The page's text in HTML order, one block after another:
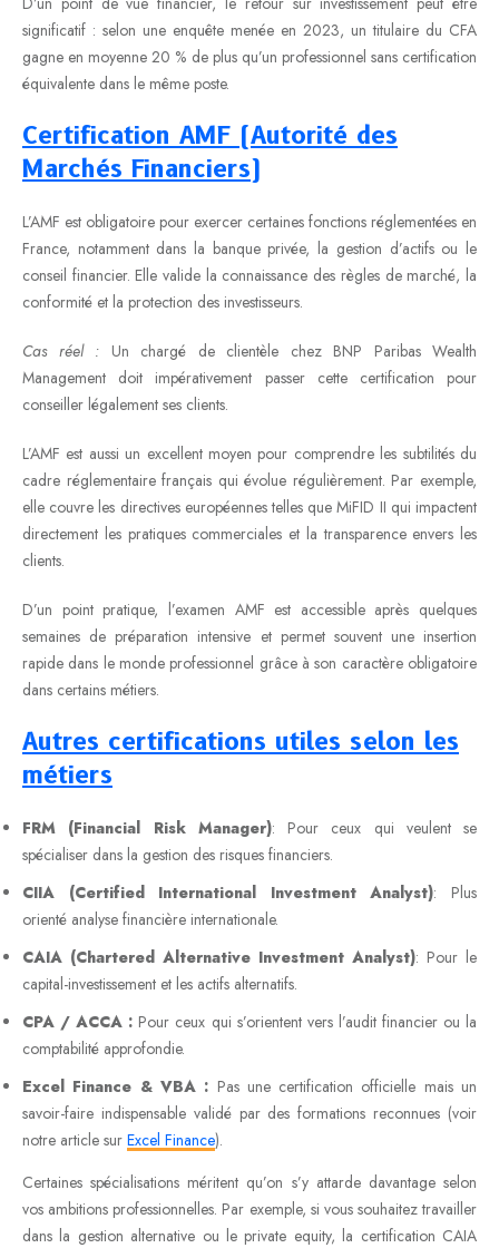
significatif : selon une enquête menée en 2023, un titulaire du CFA
gagne en moyenne 20 % de plus qu’un professionnel sans certification
équivalente dans le même poste.
Certification AMF (Autorité des
Marchés Financiers)
L’AMF est obligatoire pour exercer certaines fonctions réglementées en
France, notamment dans la banque privée, la gestion d’actifs ou le
conseil financier. Elle valide la connaissance des règles de marché, la
conformité et la protection des investisseurs.
Cas réel : Un chargé de clientèle chez BNP Paribas Wealth
Management doit impérativement passer cette certification pour
conseiller légalement ses clients.
L’AMF est aussi un excellent moyen pour comprendre les subtilités du
cadre réglementaire français qui évolue régulièrement. Par exemple,
elle couvre les directives européennes telles que MiFID II qui impactent
directement les pratiques commerciales et la transparence envers les
clients.
D’un point pratique, l’examen AMF est accessible après quelques
semaines de préparation intensive et permet souvent une insertion
rapide dans le monde professionnel grâce à son caractère obligatoire
dans certains métiers.
Autres certifications utiles selon les
métiers
FRM (Financial Risk Manager): Pour ceux qui veulent se
spécialiser dans la gestion des risques financiers.
CIIA (Certified International Investment Analyst): Plus
orienté analyse financière internationale.
CAIA (Chartered Alternative Investment Analyst): Pour le
capital-investissement et les actifs alternatifs.
CPA / ACCA : Pour ceux qui s’orientent vers l’audit financier ou la
comptabilité approfondie.
Excel Finance & VBA : Pas une certification officielle mais un
savoir-faire indispensable validé par des formations reconnues (voir
notre article sur Excel Finance).
Certaines spécialisations méritent qu’on s’y attarde davantage selon
vos ambitions professionnelles. Par exemple, si vous souhaitez travailler
dans la gestion alternative ou le private equity, la certification CAIA